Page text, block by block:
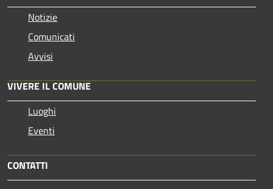
Notizie
Comunicati
Avvisi
VIVERE IL COMUNE
Luoghi
Eventi
CONTATTI